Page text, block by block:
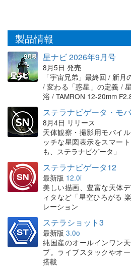
製品情報
星ナビ 2026年9月号
8月5日 発売
「宇宙兄弟」最終回 / 新
/ 変わる「惑星」の定義 /
浴 / TAMRON 12-20mm
ステラナビゲータ・モ
8月4日 リリース
天体観察・撮影用モバイ
ッチな星図表示をスマー
も、ステラナビゲータ」
ステラナビゲータ12
最新版 12.0i
美しい描画、豊富な天体
ィタなど「星空ひろがる
レーション
ステラショット3
最新版 3.0o
純国産のオールインワン
プ。ライブスタックやオ
搭載